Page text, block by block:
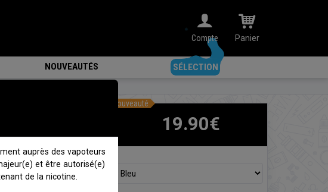
Panier
Compte
NOUVEAUTÉS SÉLECTION
pod compact et
ou RDL.
Nouveauté
19.90€
auprès des vapoteurs
et être autorisé(e)
de la nicotine.